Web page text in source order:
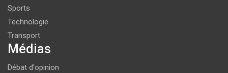
Sports
Technologie
Transport
Médias
Débat d'opinion